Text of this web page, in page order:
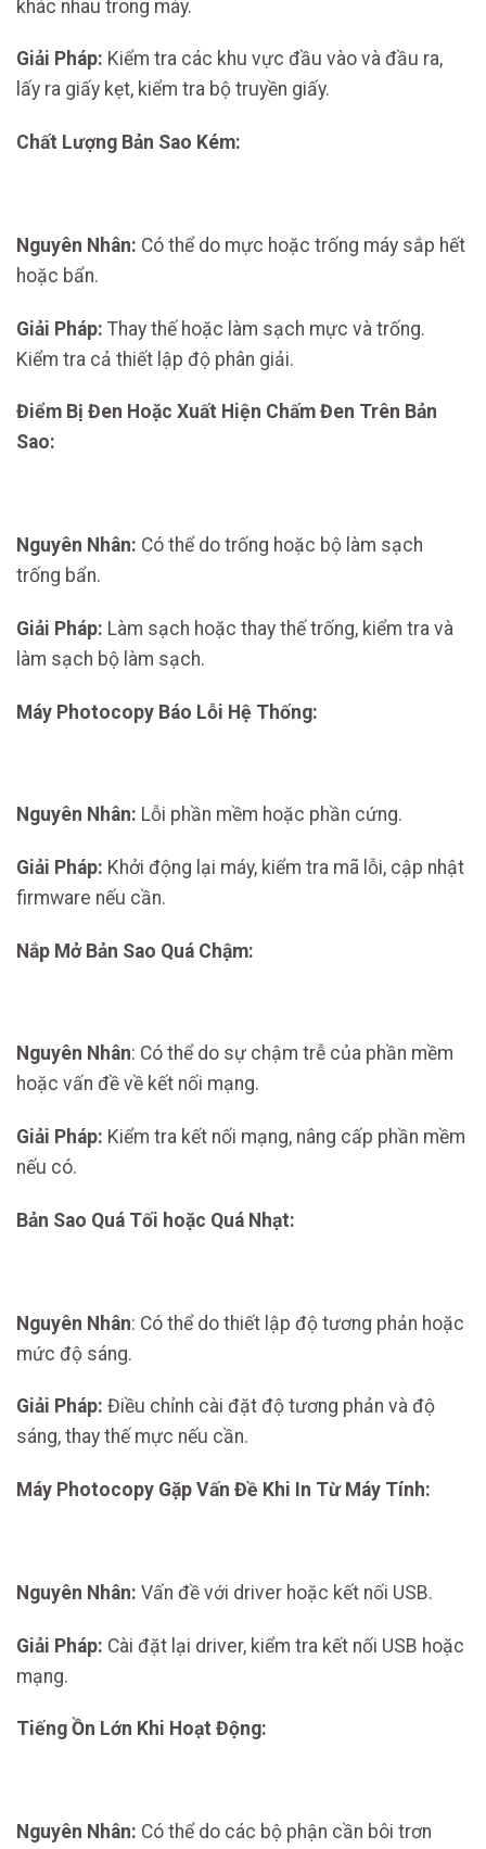
khác nhau trong máy.
Giải Pháp: Kiểm tra các khu vực đầu vào và đầu ra,
lấy ra giấy kẹt, kiểm tra bộ truyền giấy.
Chất Lượng Bản Sao Kém:
Nguyên Nhân: Có thể do mực hoặc trống máy sắp hết
hoặc bẩn.
Giải Pháp: Thay thế hoặc làm sạch mực và trống.
Kiểm tra cả thiết lập độ phân giải.
Điểm Bị Đen Hoặc Xuất Hiện Chấm Đen Trên Bản
Sao:
Nguyên Nhân: Có thể do trống hoặc bộ làm sạch
trống bẩn.
Giải Pháp: Làm sạch hoặc thay thế trống, kiểm tra và
làm sạch bộ làm sạch.
Máy Photocopy Báo Lỗi Hệ Thống:
Nguyên Nhân: Lỗi phần mềm hoặc phần cứng.
Giải Pháp: Khởi động lại máy, kiểm tra mã lỗi, cập nhật
firmware nếu cần.
Nắp Mở Bản Sao Quá Chậm:
Nguyên Nhân: Có thể do sự chậm trễ của phần mềm
hoặc vấn đề về kết nối mạng.
Giải Pháp: Kiểm tra kết nối mạng, nâng cấp phần mềm
nếu có.
Bản Sao Quá Tối hoặc Quá Nhạt:
Nguyên Nhân: Có thể do thiết lập độ tương phản hoặc
mức độ sáng.
Giải Pháp: Điều chỉnh cài đặt độ tương phản và độ
sáng, thay thế mực nếu cần.
Máy Photocopy Gặp Vấn Đề Khi In Từ Máy Tính:
Nguyên Nhân: Vấn đề với driver hoặc kết nối USB.
Giải Pháp: Cài đặt lại driver, kiểm tra kết nối USB hoặc
mạng.
Tiếng Ồn Lớn Khi Hoạt Động:
Nguyên Nhân: Có thể do các bộ phận cần bôi trơn